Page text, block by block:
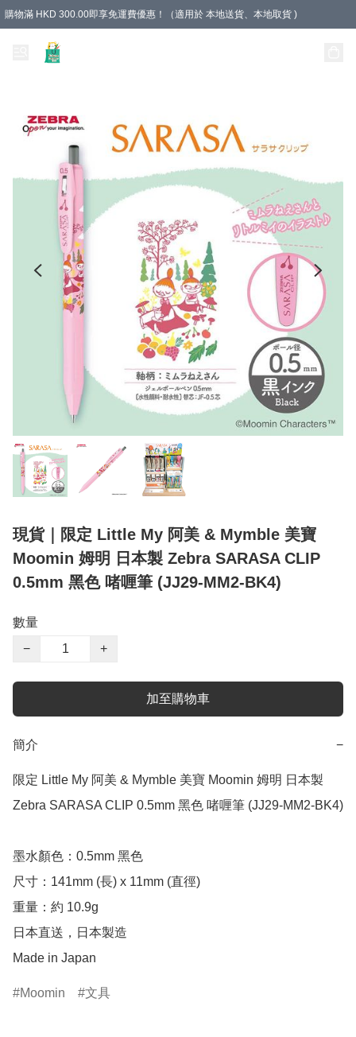
購物滿 HKD 300.00即享免運費優惠！（適用於 本地送貨、本地取貨 )
現貨｜限定 Little My 阿美 & Mymble 美寶
Moomin 姆明 日本製 Zebra SARASA CLIP
0.5mm 黑色 啫喱筆 (JJ29-MM2-BK4)
數量
−
+
加至購物車
簡介 −
限定 Little My 阿美 & Mymble 美寶 Moomin 姆明 日本製
Zebra SARASA CLIP 0.5mm 黑色 啫喱筆 (JJ29-MM2-BK4)
墨水顏色：0.5mm 黑色
尺寸：141mm (長) x 11mm (直徑)
重量：約 10.9g
日本直送，日本製造
Made in Japan
Moomin 文具